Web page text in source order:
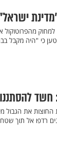
מהפרוטוקול
כי "היה מקבל
החוצות את